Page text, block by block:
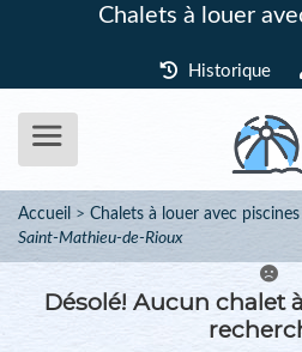
Chalets à louer
Historique
Accueil Chalets à louer avec piscines
Saint-Mathieu-de-Rioux
Désolé! Aucun chalet